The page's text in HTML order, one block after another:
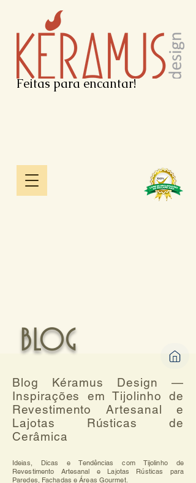
Feitas para encantar!
BLOG
Blog Kéramus Design —
Inspirações em Tijolinho de
Revestimento Artesanal e
Lajotas Rústicas de
Cerâmica
Ideias, Dicas e Tendências com Tijolinho de
Revestimento Artesanal e Lajotas Rústicas para
Paredes, Fachadas e Áreas Gourmet.